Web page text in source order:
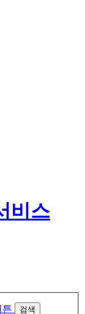
검색